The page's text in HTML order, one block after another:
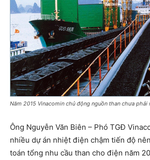
Năm 2015 Vinacomin chủ động nguồn than chưa phải
Ông Nguyễn Văn Biên – Phó TGĐ
nhiều dự án nhiệt điện chậm tiến độ
toán tổng nhu cầu than cho điện năm